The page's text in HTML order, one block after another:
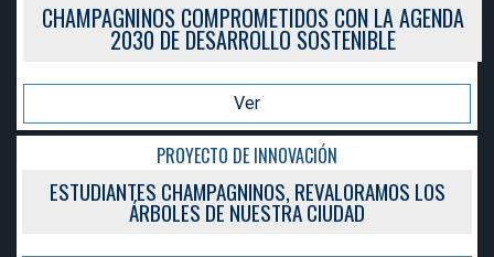
CHAMPAGNINOS COMPROMETIDOS CON LA
2030 DE DESARROLLO SOSTENIBLE
PROYECTO DE INNOVACIÓN
ESTUDIANTES CHAMPAGNINOS,
ÁRBOLES DE NUESTRA CIUDAD